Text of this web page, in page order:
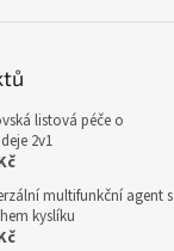
listová péče o
2v1
multifunkční agent s
kyslíku